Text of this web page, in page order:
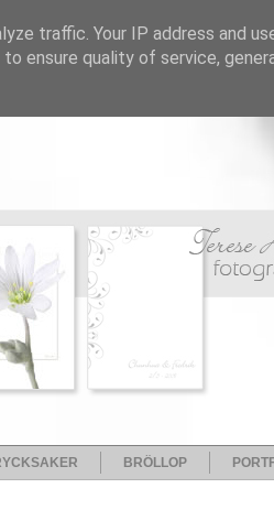
BRÖLLOP
traffic. Your IP address and
ensure quality of service,